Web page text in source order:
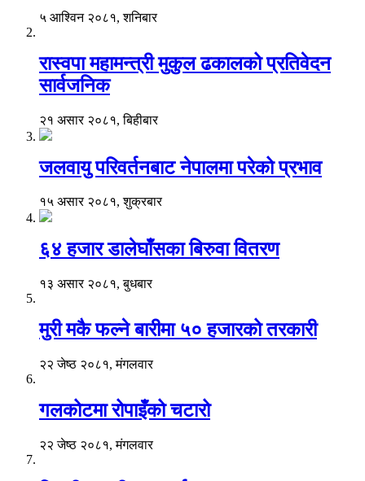
५ आश्विन २०८१, शनिबार
रास्वपा महामन्त्री मुकुल ढकालको प्रतिवेदन
सार्वजनिक
२१ असार २०८१, बिहीबार
जलवायु परिवर्तनबाट नेपालमा परेको प्रभाव
१५ असार २०८१, शुक्रबार
६४ हजार डालेघाँसका बिरुवा वितरण
१३ असार २०८१, बुधबार
मुरी मकै फल्ने बारीमा ५० हजारको तरकारी
२२ जेष्ठ २०८१, मंगलवार
गलकोटमा रोपाइँको चटारो
२२ जेष्ठ २०८१, मंगलवार